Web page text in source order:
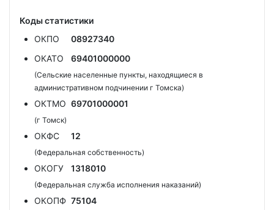
Коды статистики
ОКПО
08927340
ОКАТО
69401000000
(Сельские населенные пункты, находящиеся в
административном подчинении г Томска)
ОКТМО 69701000001
(г Томск)
ОКФС 12
(Федеральная собственность)
ОКОГУ 1318010
(Федеральная служба исполнения наказаний)
ОКОПФ 75104